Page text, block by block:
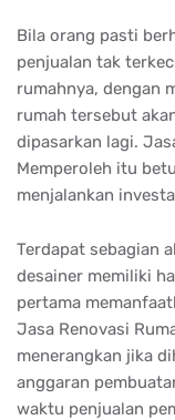
Bila orang pasti
penjualan tak
rumahnya, dengan
rumah tersebut
dipasarkan lagi.
Memperoleh itu
menjalankan
Terdapat sebagian
desainer memiliki
pertama
Jasa Renovasi
menerangkan jika
anggaran
waktu penjualan